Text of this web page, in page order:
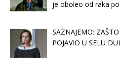
je oboleo od raka
SAZNAJEMO: ZAŠTO
POJAVIO U SELU